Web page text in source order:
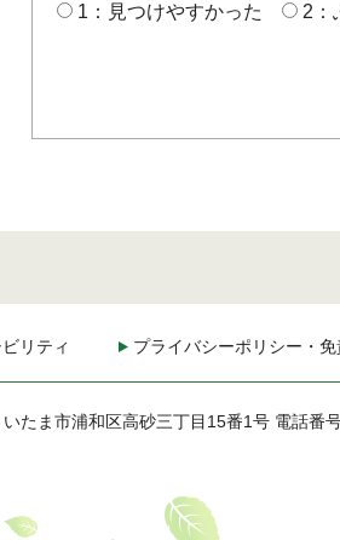
1：見つけやすかった
2：
リティ プライバシーポリシー・
たま市浦和区高砂三丁目15番1号 電話番